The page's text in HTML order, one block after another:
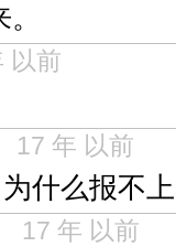
以前
17 年 以前
什么报不上
17 年 以前